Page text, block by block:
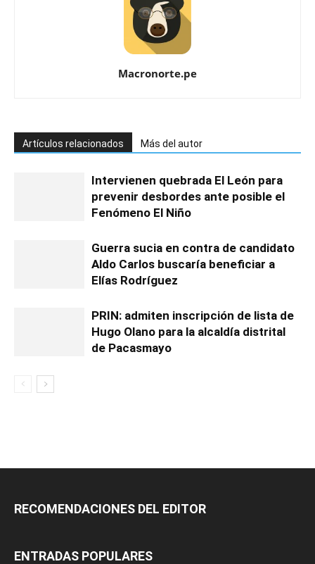
Macronorte.pe
Artículos relacionados Más del autor
Intervienen quebrada El León para
prevenir desbordes ante posible el
Fenómeno El Niño
Guerra sucia en contra de candidato
Aldo Carlos buscaría beneficiar a
Elías Rodríguez
PRIN: admiten inscripción de lista de
Hugo Olano para la alcaldía distrital
de Pacasmayo
RECOMENDACIONES DEL EDITOR
ENTRADAS POPULARES